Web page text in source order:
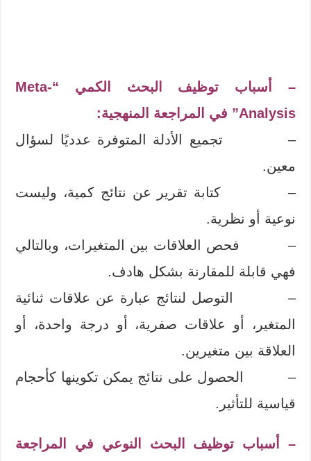
– أسباب توظيف البحث الكمي “Meta-
Analysis” في المراجعة المنهجية:
– تجميع الأدلة المتوفرة عدديًا لسؤال
معين.
– كتابة تقرير عن نتائج كمية، وليست
نوعية أو نظرية.
– فحص العلاقات بين المتغيرات، وبالتالي
فهي قابلة للمقارنة بشكل هادف.
– التوصل لنتائج عبارة عن علاقات ثنائية
المتغير، أو علاقات صفرية، أو درجة واحدة، أو
العلاقة بين متغيرين.
– الحصول على نتائج يمكن تكوينها كأحجام
قياسية للتأثير.
– أسباب توظيف البحث النوعي في المراجعة